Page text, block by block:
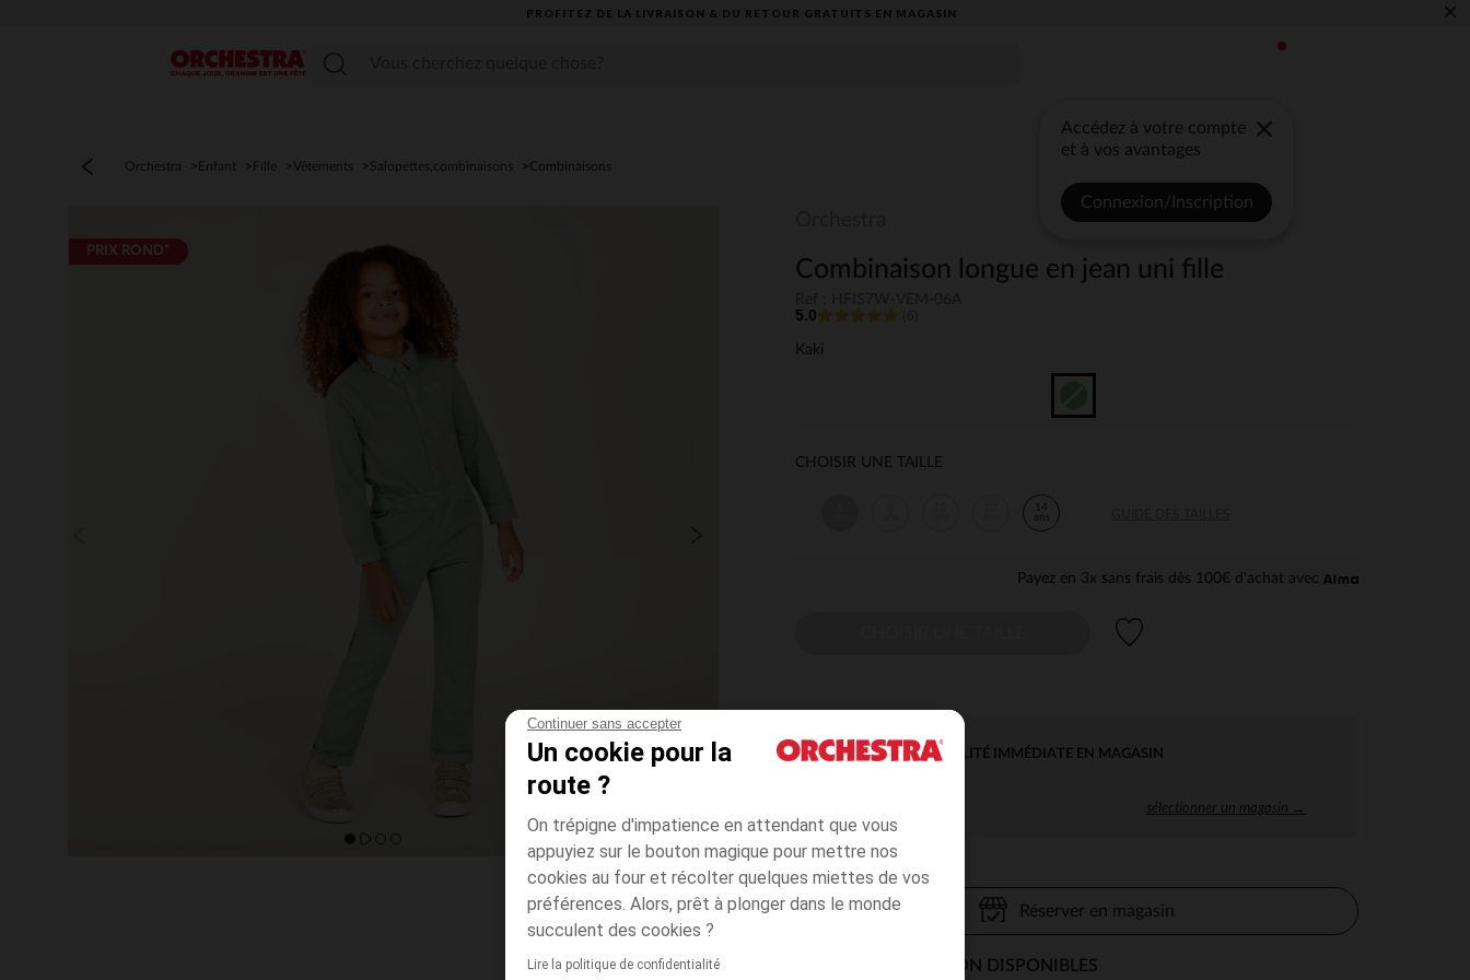
Continuer sans accepter
Un cookie pour la
route ?
On trépigne d'impatience en attendant que vous
appuyiez sur le bouton magique pour mettre nos
cookies au four et récolter quelques miettes de vos
préférences. Alors, prêt à plonger dans le monde
succulent des cookies ?
Lire la politique de confidentialité
PROFITEZ DE LA LIVRAISON & DU RETOUR GRATUITS EN MAGASIN​ ×
Menu
Accédez à votre compte
et à vos avantages
Connexion/Inscription
Orchestra Enfant Fille Vêtements Salopettes,combinaisons Combinaisons
PRIX ROND*
Combinaison longue en jean uni fille
5.0
Kaki
CHOISIR UNE TAILLE
14
ans
Payez en 3x sans frais dès 100€ d'achat avec
DISPONIBILITÉ IMMÉDIATE EN MAGASIN
sélectionner un magasin →
Réserver en magasin
MODES DE LIVRAISON DISPONIBLES